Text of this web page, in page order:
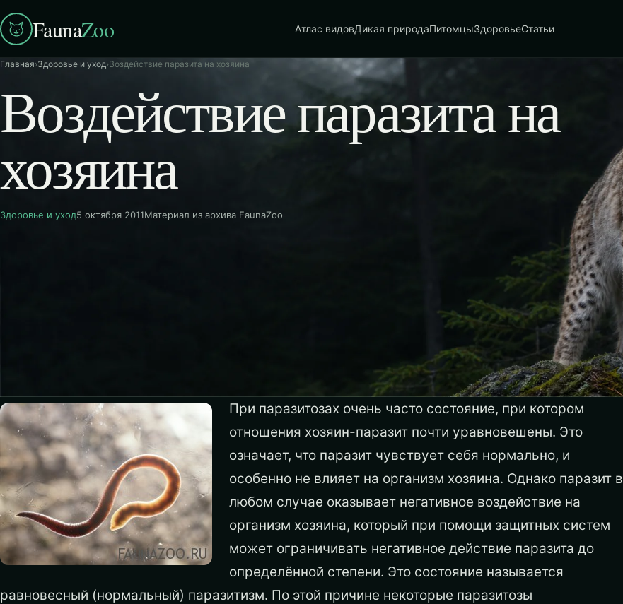
FaunaZoo Атлас видовДикая природаПитомцыЗдоровьеСтатьи
Главная›Здоровье и уход›Воздействие паразита на хозяина
Воздействие паразита на
хозяина
Здоровье и уход5 октября 2011Материал из архива FaunaZoo
При паразитозах очень часто состояние, при котором
отношения хозяин-паразит почти уравновешены. Это
означает, что паразит чувствует себя нормально, и
особенно не влияет на организм хозяина. Однако паразит в
любом случае оказывает негативное воздействие на
организм хозяина, который при помощи защитных систем
может ограничивать негативное действие паразита до
определённой степени. Это состояние называется
равновесный (нормальный) паразитизм. По этой причине некоторые паразитозы